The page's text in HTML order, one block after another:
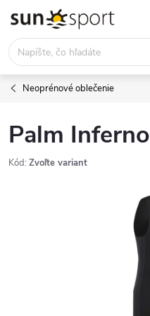
obsah
Neoprénové oblečenie
Palm Inferno
Kód: Zvoľte variant